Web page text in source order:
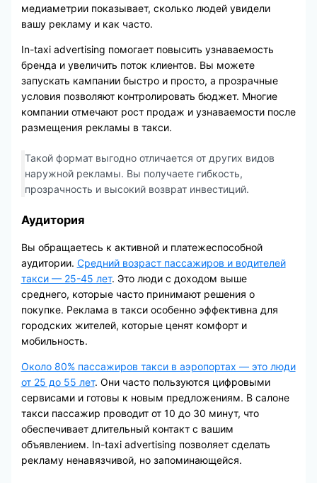
медиаметрии показывает, сколько людей увидели
вашу рекламу и как часто.
In-taxi advertising помогает повысить узнаваемость
бренда и увеличить поток клиентов. Вы можете
запускать кампании быстро и просто, а прозрачные
условия позволяют контролировать бюджет. Многие
компании отмечают рост продаж и узнаваемости после
размещения рекламы в такси.
Такой формат выгодно отличается от других видов
наружной рекламы. Вы получаете гибкость,
прозрачность и высокий возврат инвестиций.
Аудитория
Вы обращаетесь к активной и платежеспособной
аудитории. Средний возраст пассажиров и водителей
такси — 25-45 лет. Это люди с доходом выше
среднего, которые часто принимают решения о
покупке. Реклама в такси особенно эффективна для
городских жителей, которые ценят комфорт и
мобильность.
Около 80% пассажиров такси в аэропортах — это люди
от 25 до 55 лет. Они часто пользуются цифровыми
сервисами и готовы к новым предложениям. В салоне
такси пассажир проводит от 10 до 30 минут, что
обеспечивает длительный контакт с вашим
объявлением. In-taxi advertising позволяет сделать
рекламу ненавязчивой, но запоминающейся.